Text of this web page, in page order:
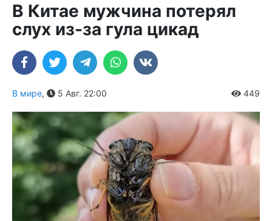
В Китае мужчина потерял
слух из-за гула цикад
В мире, 5 Авг. 22:00 449